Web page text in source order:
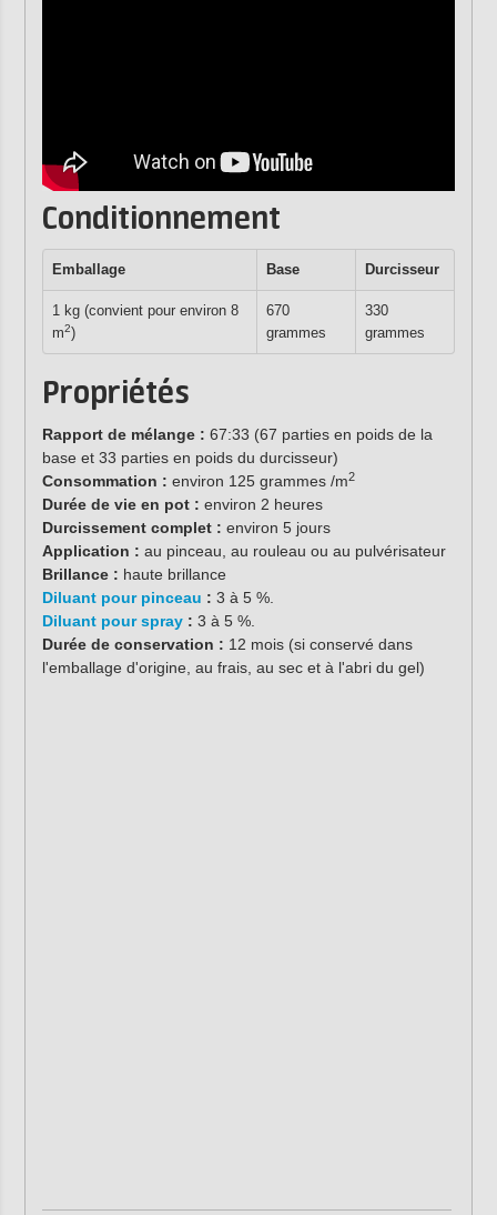
Conditionnement
Emballage Base Durcisseur
1 kg (convient pour environ 8
m2)
670
grammes
330
grammes
Propriétés
Rapport de mélange : 67:33 (67 parties en poids de la
base et 33 parties en poids du durcisseur)
Consommation : environ 125 grammes /m2
Durée de vie en pot : environ 2 heures
Durcissement complet : environ 5 jours
Application : au pinceau, au rouleau ou au pulvérisateur
Brillance : haute brillance
Diluant pour pinceau : 3 à 5 %.
Diluant pour spray: 3 à 5 %.
Durée de conservation : 12 mois (si conservé dans
l'emballage d'origine, au frais, au sec et à l'abri du gel)